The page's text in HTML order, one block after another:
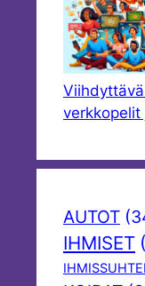
AUTOT
IHMISET